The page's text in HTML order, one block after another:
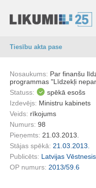
Tiesību akta pase
Nosaukums: Par finanšu
programmas "Līdzekļi
Statuss:
spēkā esošs
Izdevējs: Ministru kabinets
Veids: rīkojums
Numurs: 98
Pieņemts: 21.03.2013.
Stājas spēkā: 21.03.2013.
Publicēts: Latvijas Vēstnesis
OP numurs: 2013/59.6